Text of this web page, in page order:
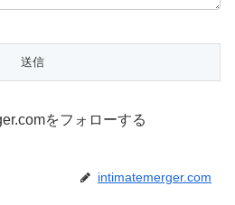
をフォローする
intimatemerger.com